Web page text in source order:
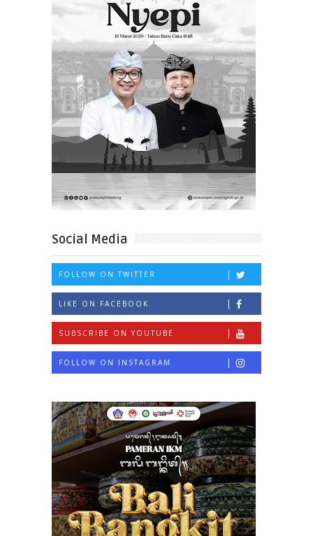
Social Media
FOLLOW ON TWITTER
LIKE ON FACEBOOK
SUBSCRIBE ON YOUTUBE
FOLLOW ON INSTAGRAM